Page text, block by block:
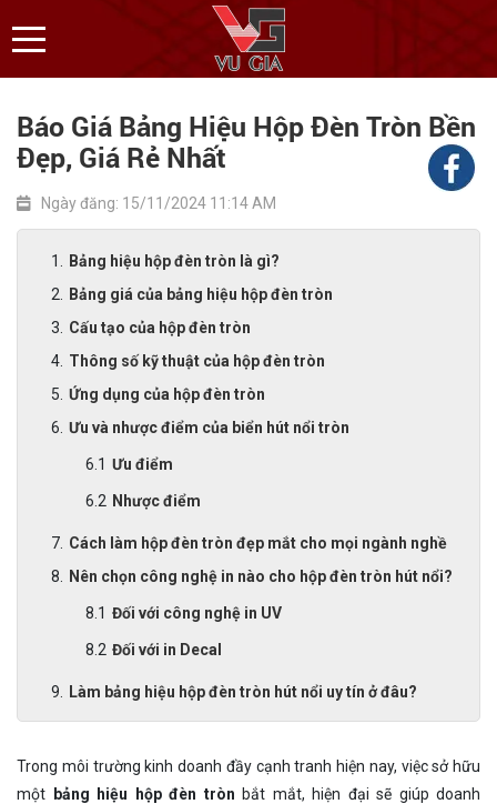
Báo Giá Bảng Hiệu Hộp Đèn Tròn Bền
Đẹp, Giá Rẻ Nhất
Ngày đăng: 15/11/2024 11:14 AM
Bảng hiệu hộp đèn tròn là gì?
Bảng giá của bảng hiệu hộp đèn tròn
Cấu tạo của hộp đèn tròn
Thông số kỹ thuật của hộp đèn tròn
Ứng dụng của hộp đèn tròn
Ưu và nhược điểm của biển hút nổi tròn
Ưu điểm
Nhược điểm
Cách làm hộp đèn tròn đẹp mắt cho mọi ngành nghề
Nên chọn công nghệ in nào cho hộp đèn tròn hút nổi?
Đối với công nghệ in UV
Đối với in Decal
Làm bảng hiệu hộp đèn tròn hút nổi uy tín ở đâu?
Trong môi trường kinh doanh đầy cạnh tranh hiện nay, việc sở hữu
một
bảng hiệu hộp đèn tròn bắt mắt, hiện đại sẽ giúp doanh